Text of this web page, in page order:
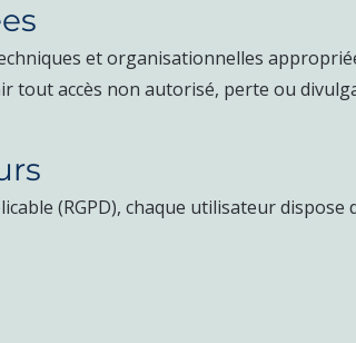
et organisationnelles
tout accès non autorisé, perte ou
(RGPD), chaque utilisateur dispose